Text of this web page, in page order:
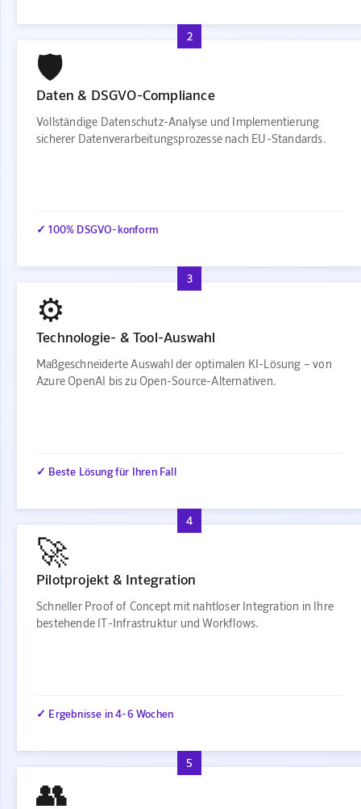
2
🛡️
Daten & DSGVO-Compliance
Vollständige Datenschutz-Analyse und Implementierung
sicherer Datenverarbeitungsprozesse nach EU-Standards.
✓ 100% DSGVO-konform
3
⚙️
Technologie- & Tool-Auswahl
Maßgeschneiderte Auswahl der optimalen KI-Lösung – von
Azure OpenAI bis zu Open-Source-Alternativen.
✓ Beste Lösung für Ihren Fall
4
🚀
Pilotprojekt & Integration
Schneller Proof of Concept mit nahtloser Integration in Ihre
bestehende IT-Infrastruktur und Workflows.
✓ Ergebnisse in 4-6 Wochen
5
👥